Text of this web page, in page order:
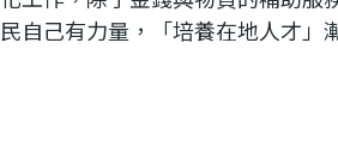
自己有力量，「培養在地人才」